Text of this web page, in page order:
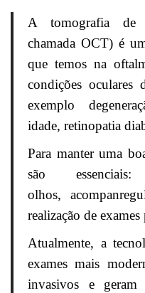
A tomografia de
chamada OCT) é
que temos na
condições oculares
exemplo
idade, retinopatia
Para manter uma
são
olhos,
realização de
Atualmente, a
exames mais
invasivos e geram